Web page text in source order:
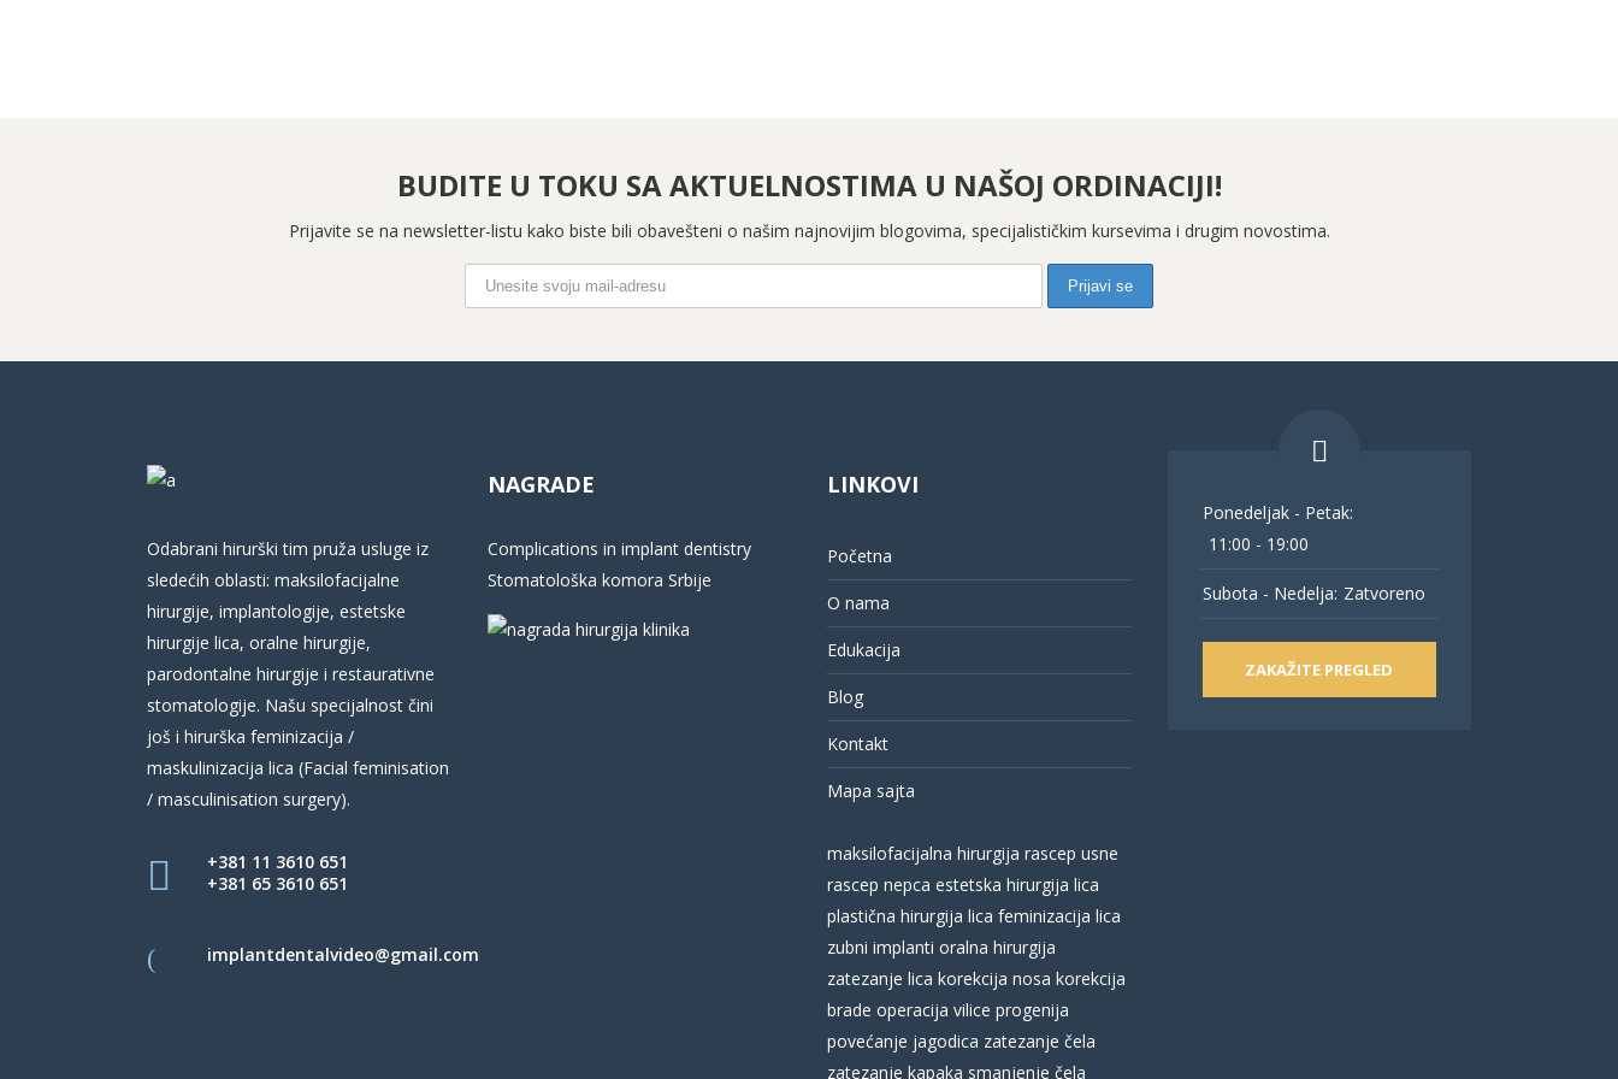
BUDITE U TOKU SA AKTUELNOSTIMA U NAŠOJ ORDINACIJI!
Prijavite se na newsletter-listu kako biste bili obavešteni o našim najnovijim blogovima, specijalističkim kursevima i drugim novostima.
Odabrani hirurški tim pruža usluge iz
sledećih oblasti: maksilofacijalne
hirurgije, implantologije, estetske
hirurgije lica, oralne hirurgije,
parodontalne hirurgije i restaurativne
stomatologije. Našu specijalnost čini
još i hirurška feminizacija /
maskulinizacija lica (Facial feminisation
/ masculinisation surgery).
+381 11 3610 651
+381 65 3610 651
implantdentalvideo@gmail.com
NAGRADE
Complications in implant dentistry
Stomatološka komora Srbije
LINKOVI
Početna
O nama
Edukacija
Blog
Kontakt
Mapa sajta
maksilofacijalna hirurgija rascep usne
rascep nepca estetska hirurgija lica
plastična hirurgija lica feminizacija lica
zubni implanti oralna hirurgija
zatezanje lica korekcija nosa korekcija
brade operacija vilice progenija
povećanje jagodica zatezanje čela
zatezanje kapaka smanjenje čela
Ponedeljak - Petak:
11:00 - 19:00
Subota - Nedelja: Zatvoreno
ZAKAŽITE PREGLED